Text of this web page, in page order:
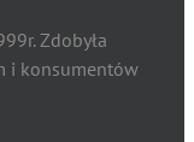
Zdobyła
i konsumentów